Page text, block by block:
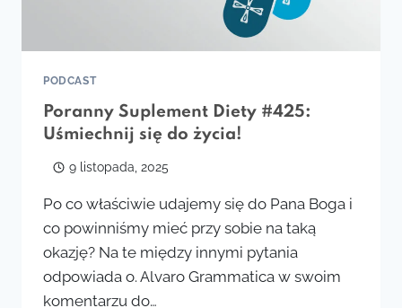
PODCAST
Poranny Suplement Diety #425:
Uśmiechnij się do życia!
9 listopada, 2025
Po co właściwie udajemy się do Pana Boga i
co powinniśmy mieć przy sobie na taką
okazję? Na te między innymi pytania
odpowiada o. Alvaro Grammatica w swoim
komentarzu do…